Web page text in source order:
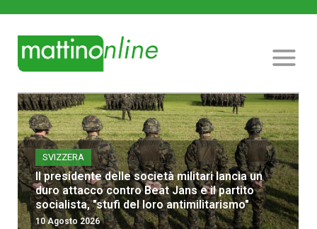
SVIZZERA
Il presidente delle società militari lancia un
duro attacco contro Beat Jans e il partito
socialista, "stufi del loro antimilitarismo"
10 Agosto 2026